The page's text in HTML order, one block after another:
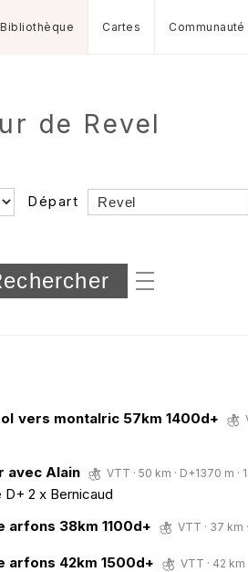
Bibliothèque Cartes Communauté
de Revel
Départ
sous-dossiers
vers montalric 57km 1400d+
avec Alain VTT · 50 km · D+1370 m ·
2 x Bernicaud
arfons 38km 1100d+
VTT · 37 km
arfons 42km 1500d+ VTT · 42 km